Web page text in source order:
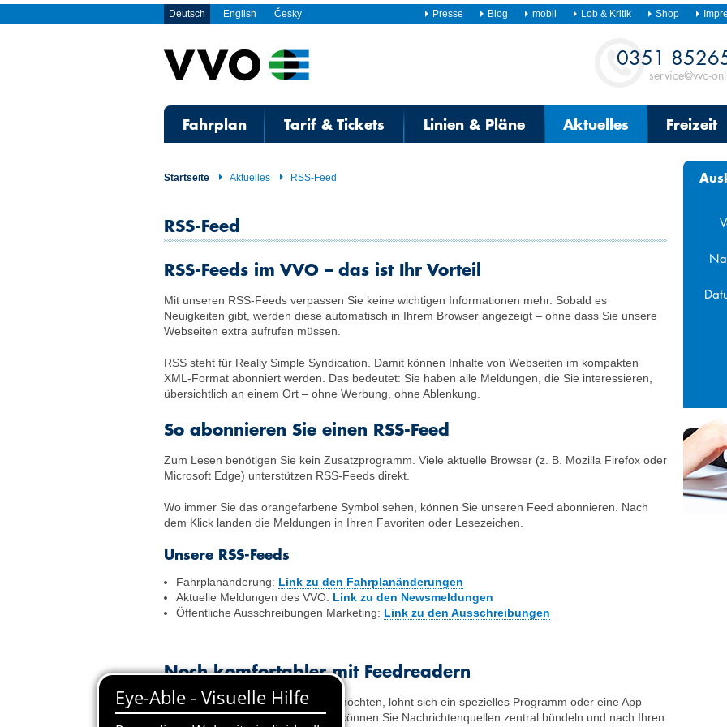
Deutsch English Česky Presse Blog mobil Lob & Kritik Shop
Kontakt
0351
service@vvo-
Fahrplan Tarif & Tickets Linien & Pläne Aktuelles Freizeit
Startseite Aktuelles RSS-Feed
RSS-Feed
RSS-Feeds im VVO – das ist Ihr Vorteil
Mit unseren RSS-Feeds verpassen Sie keine wichtigen Informationen mehr. Sobald es
Neuigkeiten gibt, werden diese automatisch in Ihrem Browser angezeigt – ohne dass Sie unsere
Webseiten extra aufrufen müssen.
RSS steht für Really Simple Syndication. Damit können Inhalte von Webseiten im kompakten
XML-Format abonniert werden. Das bedeutet: Sie haben alle Meldungen, die Sie interessieren,
übersichtlich an einem Ort – ohne Werbung, ohne Ablenkung.
So abonnieren Sie einen RSS-Feed
Zum Lesen benötigen Sie kein Zusatzprogramm. Viele aktuelle Browser (z. B. Mozilla Firefox oder
Microsoft Edge) unterstützen RSS-Feeds direkt.
Wo immer Sie das orangefarbene Symbol sehen, können Sie unseren Feed abonnieren. Nach
dem Klick landen die Meldungen in Ihren Favoriten oder Lesezeichen.
Unsere RSS-Feeds
Fahrplanänderung: Link zu den Fahrplanänderungen
Aktuelle Meldungen des VVO: Link zu den Newsmeldungen
Öffentliche Ausschreibungen Marketing: Link zu den Ausschreibungen
Noch komfortabler mit Feedreadern
Wenn Sie mehrere Feeds nutzen möchten, lohnt sich ein spezielles Programm oder eine App
(sogenannter Feedreader). Damit können Sie Nachrichtenquellen zentral bündeln und nach Ihren
18 19
24 25 26
1 2